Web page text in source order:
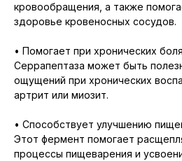
кровообращения, а также
здоровье кровеносных сосудов.
• Помогает при хронических
Серрапептаза может быть
ощущений при хронических
артрит или миозит.
• Способствует улучшению
Этот фермент помогает
процессы пищеварения и